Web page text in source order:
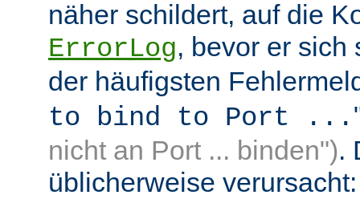
näher schildert, auf die
ErrorLog, bevor er sich
der häufigsten
to bind to Port ...
nicht an Port ... binden").
üblicherweise verursacht: